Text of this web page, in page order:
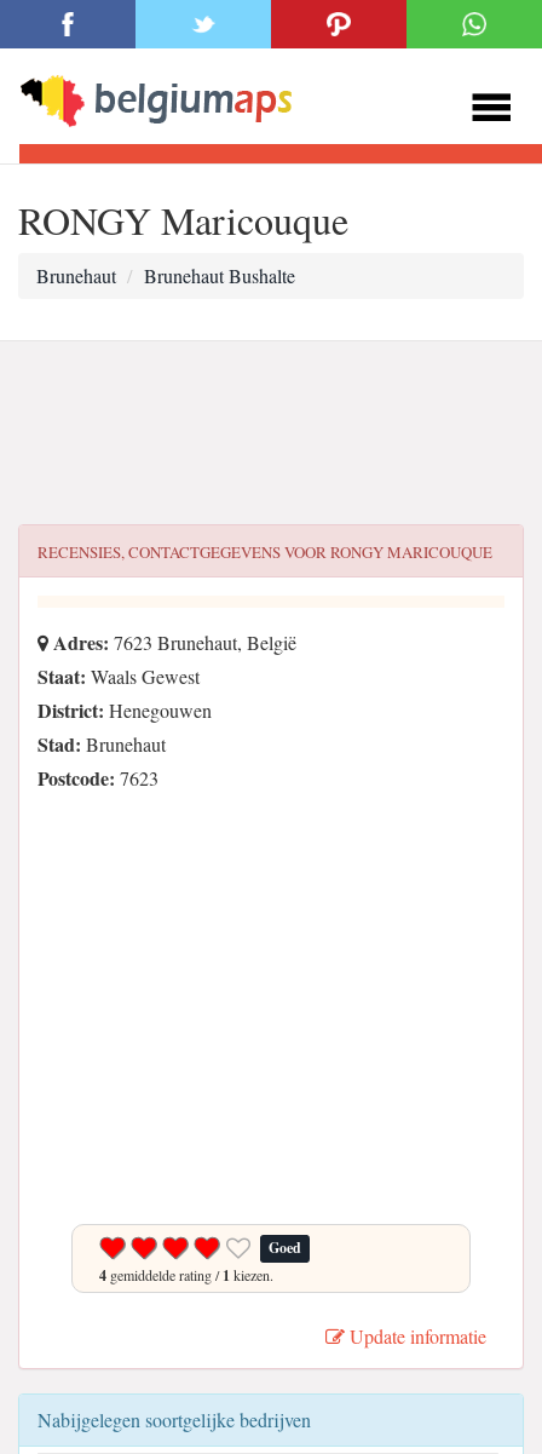
RONGY Maricouque
Brunehaut Brunehaut Bushalte
RECENSIES, CONTACTGEGEVENS VOORRONGY MARICOUQUE
Adres: 7623 Brunehaut, België
Staat: Waals Gewest
District: Henegouwen
Stad: Brunehaut
Postcode: 7623
Goed
4 gemiddelde rating /1 kiezen.
Update informatie
Nabijgelegen soortgelijke bedrijven